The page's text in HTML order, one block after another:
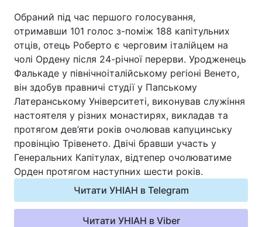
Здоров'я Туризм
Цікавинки Погода
Відео з Youtube Статті
Інтерв'ю Думки
Архів Вакансії
Контакти
ПОСЛУГИ
Обраний під час першого голосування,
отримавши 101 голос з-поміж 188 капітульних
отців, отець Роберто є черговим італійцем на
чолі Ордену після 24-річної перерви. Уродженець
Фалькаде у північноіталійському регіоні Венето,
він здобув правничі студії у Папському
Латеранському Університеті, виконував служіння
настоятеля у різних монастирях, викладав та
протягом дев’яти років очолював капуцинську
провінцію Трівенето. Двічі бравши участь у
Генеральних Капітулах, відтепер очолюватиме
Орден протягом наступних шести років.
Читати УНІАН в Telegram
Читати УНІАН в Viber